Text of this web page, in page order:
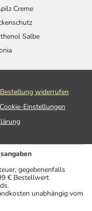
Creme
Salbe
Bestellung widerrufen
Cookie-Einstellungen
gegebenenfalls
€ Bestellwert
unabhängig vom